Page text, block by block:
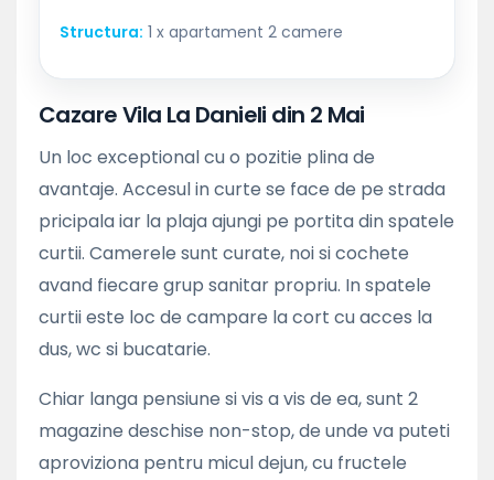
Structura: 1 x apartament 2 camere
Cazare Vila La Danieli din 2 Mai
Un loc exceptional cu o pozitie plina de
avantaje. Accesul in curte se face de pe strada
pricipala iar la plaja ajungi pe portita din spatele
curtii. Camerele sunt curate, noi si cochete
avand fiecare grup sanitar propriu. In spatele
curtii este loc de campare la cort cu acces la
dus, wc si bucatarie.
Chiar langa pensiune si vis a vis de ea, sunt 2
magazine deschise non-stop, de unde va puteti
aproviziona pentru micul dejun, cu fructele